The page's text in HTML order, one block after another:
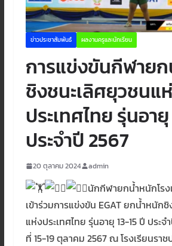
ข่าวประชาสัมพันธ์ ผลงานครูและนักเรียน
การแข่งขันกีฬาย
ชิงชนะเลิศยุวชนแ
ประเทศไทย รุ่นอา
ประจำปี 2567
20 ตุลาคม 2024 admin
นักกีฬายกน้ำหนักโรง
เข้าร่วมการแข่งขัน EGAT ยกน้ำหนัก
แห่งประเทศไทย รุ่นอายุ 13-15 ปี ประจ
ที่ 15-19 ตุลาคม 2567 ณ โรงเรียนราช